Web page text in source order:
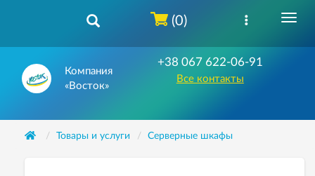
Компания
«Восток»
+38 067 622-06-91
Все контакты
(0)
Товары и услуги Серверные шкафы